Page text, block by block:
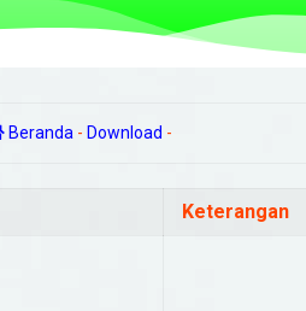
Beranda - Download -
Keterangan